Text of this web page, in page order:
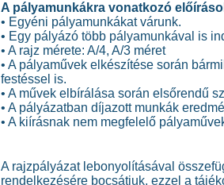
A pályamunkákra vonatkozó
• Egyéni pályamunkákat várunk.
• Egy pályázó több pályamunkával is
• A rajz mérete: A/4, A/3 méret
• A pályaművek elkészítése során
festéssel is.
• A művek elbírálása során elsőrendű
• A pályázatban díjazott munkák
• A kiírásnak nem megfelelő
A rajzpályázat lebonyolításával
rendelkezésére bocsátjuk, ezzel a